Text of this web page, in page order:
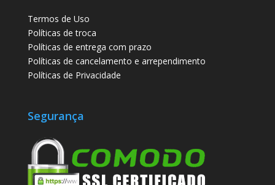
Termos de Uso
Políticas de troca
Políticas de entrega com prazo
Políticas de cancelamento e arrependimento
Políticas de Privacidade
Segurança